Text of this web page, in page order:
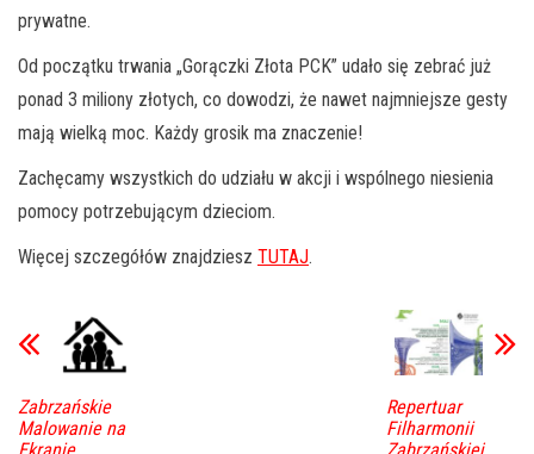
prywatne.
Od początku trwania „Gorączki Złota PCK” udało się zebrać już
ponad 3 miliony złotych, co dowodzi, że nawet najmniejsze gesty
mają wielką moc. Każdy grosik ma znaczenie!
Zachęcamy wszystkich do udziału w akcji i wspólnego niesienia
pomocy potrzebującym dzieciom.
Więcej szczegółów znajdziesz TUTAJ.
Zabrzańskie
Malowanie na
Repertuar
Filharmonii